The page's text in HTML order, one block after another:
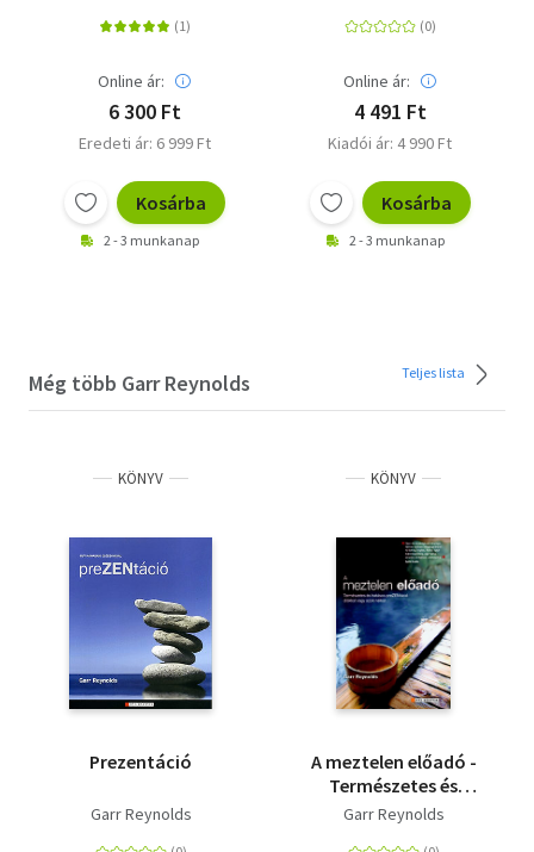
Online ár:
6 300 Ft
Eredeti ár: 6 999 Ft
Kosárba
2 - 3 munkanap
Online ár:
4 491 Ft
Kiadói ár: 4 990 Ft
Kosárba
2 - 3 munkanap
Még több Garr Reynolds Teljes lista
KÖNYV
Prezentáció
Garr Reynolds
KÖNYV
A meztelen előadó -
Természetes és
hatásos preZENtáció
Garr Reynolds